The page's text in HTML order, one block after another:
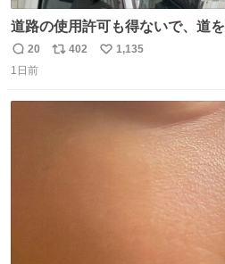
道路の使用許可も得ないで、道
る。 写真を撮ろうとしたら「勝
と罵倒されるなど。
返
信
20
リ
402
い
1,135
1日前